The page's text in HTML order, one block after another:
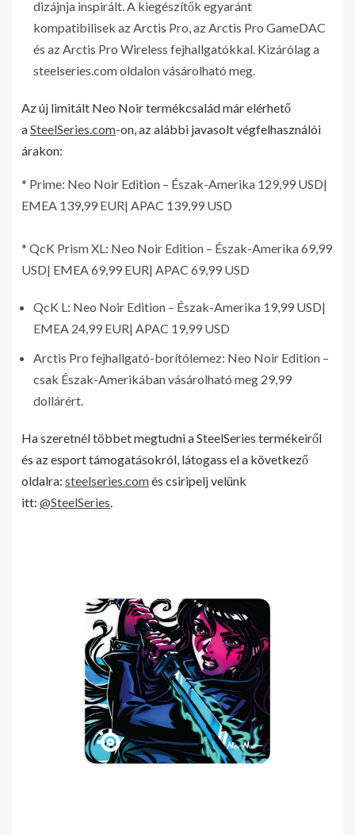
dizájnja inspirált. A kiegészítők egyaránt
kompatibilisek az Arctis Pro, az Arctis Pro GameDAC
és az Arctis Pro Wireless fejhallgatókkal. Kizárólag a
steelseries.com oldalon vásárolható meg.
Az új limitált Neo Noir termékcsalád már elérhető
aSteelSeries.com-on, az alábbi javasolt végfelhasználói
árakon:
* Prime: Neo Noir Edition – Észak-Amerika 129,99 USD|
EMEA 139,99 EUR| APAC 139,99 USD
* QcK Prism XL: Neo Noir Edition – Észak-Amerika 69,99
USD| EMEA 69,99 EUR| APAC 69,99 USD
QcK L: Neo Noir Edition – Észak-Amerika 19,99 USD|
EMEA 24,99 EUR| APAC 19,99 USD
Arctis Pro fejhallgató-borítólemez: Neo Noir Edition –
csak Észak-Amerikában vásárolható meg 29,99
dollárért.
Ha szeretnél többet megtudni a SteelSeries termékeiről
és az esport támogatásokról, látogass el a következő
oldalra: steelseries.comés csiripelj velünk
itt: @SteelSeries.